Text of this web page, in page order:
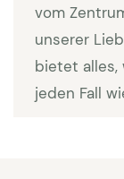
Einzelbetten
ein
1 zum
vom
unserer
bietet alles,
jeden Fall